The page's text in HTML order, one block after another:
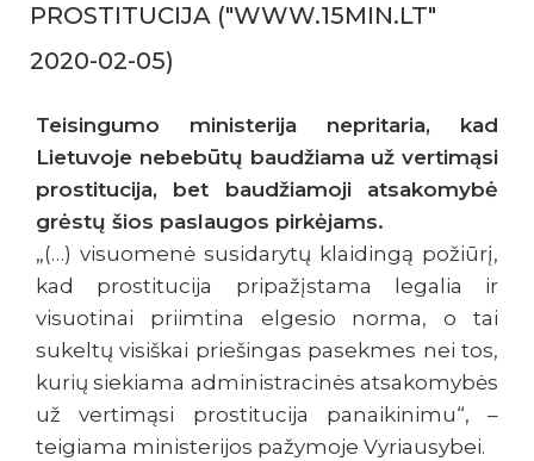
PROSTITUCIJA ("WWW.15MIN.LT"
2020-02-05)
Teisingumo ministerija nepritaria, kad
Lietuvoje nebebūtų baudžiama už vertimąsi
prostitucija, bet baudžiamoji atsakomybė
grėstų šios paslaugos pirkėjams.
„(…) visuomenė susidarytų klaidingą požiūrį,
kad prostitucija pripažįstama legalia ir
visuotinai priimtina elgesio norma, o tai
sukeltų visiškai priešingas pasekmes nei tos,
kurių siekiama administracinės atsakomybės
už vertimąsi prostitucija panaikinimu“, –
teigiama ministerijos pažymoje Vyriausybei.